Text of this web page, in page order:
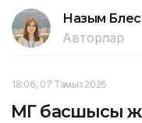
Назым
Авторлар
18:06, 07 Тамыз 2026
ҚМГ басшысы